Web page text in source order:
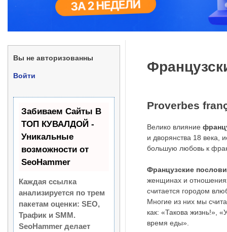
Proverbes
Велико влияние
и дворянства 18 века,
большую любовь к
Французские
женщинах и
считается городом
Многие из них мы
как: «Такова жизнь!»,
время еды».
Вы не авторизованны
Войти
Забиваем Сайты В
ТОП КУВАЛДОЙ -
Уникальные
возможности от
SeoHammer
Каждая ссылка
анализируется по трем
пакетам оценки: SEO,
Трафик и SMM.
SeoHammer делает